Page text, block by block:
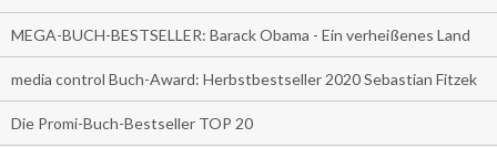
MEGA-BUCH-BESTSELLER: Barack Obama - Ein verheißenes Land
media control Buch-Award: Herbstbestseller 2020 Sebastian Fitzek
Die Promi-Buch-Bestseller TOP 20